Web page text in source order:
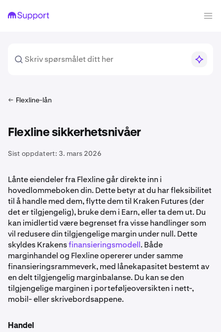
Flexline-lån
Flexline sikkerhetsnivåer
Sist oppdatert: 3. mars 2026
Lånte eiendeler fra Flexline går direkte inn i
hovedlommeboken din. Dette betyr at du har fleksibilitet
til å handle med dem, flytte dem til Kraken Futures (der
det er tilgjengelig), bruke dem i Earn, eller ta dem ut. Du
kan imidlertid være begrenset fra visse handlinger som
vil redusere din tilgjengelige margin under null. Dette
skyldes Krakensfinansieringsmodell. Både
marginhandel og Flexline opererer under samme
finansieringsrammeverk, med lånekapasitet bestemt av
en delt tilgjengelig marginbalanse. Du kan se den
tilgjengelige marginen i porteføljeoversikten i nett-,
mobil- eller skrivebordsappene.
Handel